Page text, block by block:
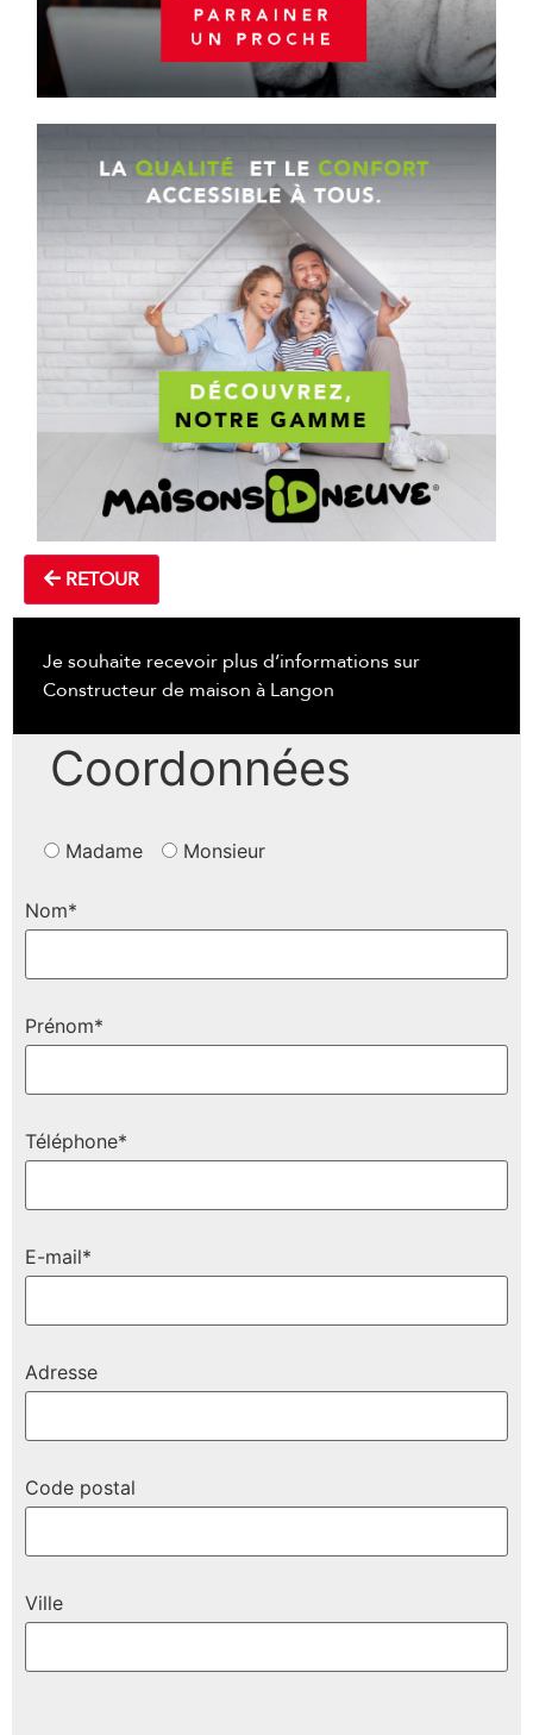
RETOUR
Je souhaite recevoir plus d’informations sur
Constructeur de maison à Langon
Coordonnées
Madame Monsieur
Nom*
Prénom*
Téléphone*
E-mail*
Adresse
Code postal
Ville